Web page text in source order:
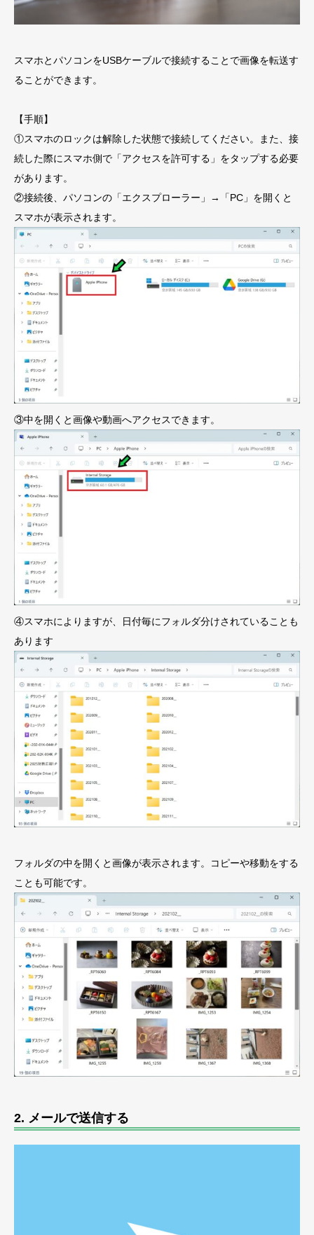
スマホとパソコンをUSBケーブルで接続することで画像を転送す
ることができます。
【手順】
①スマホのロックは解除した状態で接続してください。また、接
続した際にスマホ側で「アクセスを許可する」をタップする必要
があります。
②接続後、パソコンの「エクスプローラー」→「PC」を開くと
スマホが表示されます。
③中を開くと画像や動画へアクセスできます。
④スマホによりますが、日付毎にフォルダ分けされていることも
あります
フォルダの中を開くと画像が表示されます。コピーや移動をする
ことも可能です。
2. メールで送信する